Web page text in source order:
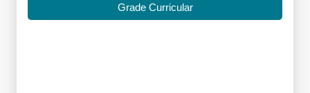
Grade Curricular